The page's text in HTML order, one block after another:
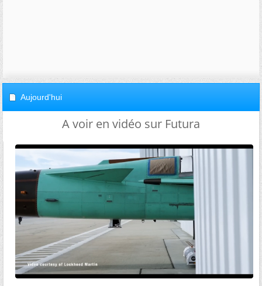
Aujourd'hui
A voir en vidéo sur Futura